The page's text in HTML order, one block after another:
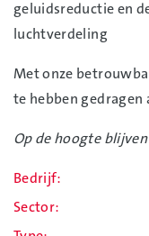
geluidsreductie en
luchtverdeling
Met onze
te hebben gedragen
Op de hoogte
Bedrijf
Sector